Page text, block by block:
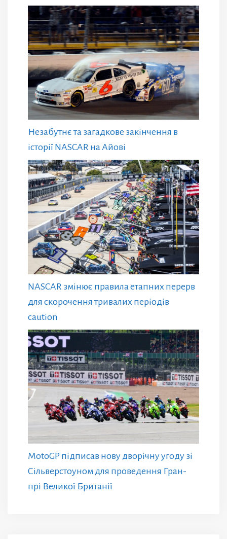
Незабутнє та загадкове закінчення в
історії NASCAR на Айові
NASCAR змінює правила етапних перерв
для скорочення тривалих періодів
caution
MotoGP підписав нову дворічну угоду зі
Сільверстоуном для проведення Гран-
прі Великої Британії